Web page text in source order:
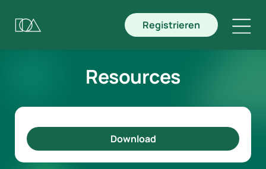
Registrieren
Resources
Download